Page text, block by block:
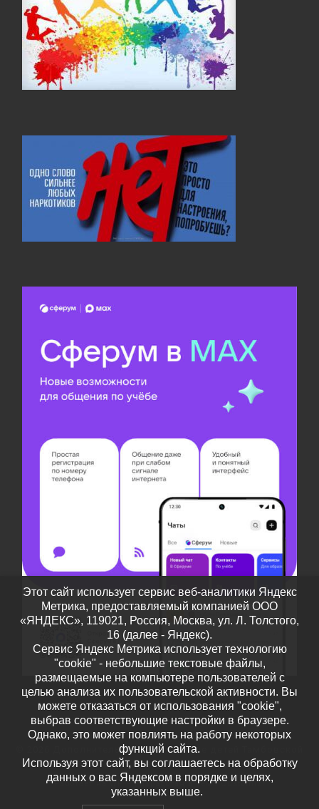
Дополнительное образование детей Тамбовской
области– Все права защищены
Работает наWP – Разработан вТема Customizr
Этот сайт использует сервис веб-аналитики Яндекс
Метрика, предоставляемый компанией ООО
«ЯНДЕКС», 119021, Россия, Москва, ул. Л. Толстого,
16 (далее - Яндекс).
Сервис Яндекс Метрика использует технологию
"cookie" - небольшие текстовые файлы,
размещаемые на компьютере пользователей с
целью анализа их пользовательской активности. Вы
можете отказаться от использования "cookie",
выбрав соответствующие настройки в браузере.
Однако, это может повлиять на работу некоторых
функций сайта.
Используя этот сайт, вы соглашаетесь на обработку
данных о вас Яндексом в порядке и целях,
указанных выше.